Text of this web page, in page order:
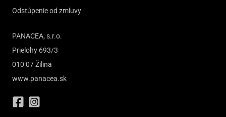
Odstúpenie od zmluvy
PANACEA, s.r.o.
Prielohy 693/3
010 07 Žilina
www.panacea.sk